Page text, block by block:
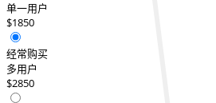
单一用户
$1850
经常购买
多用户
$2850